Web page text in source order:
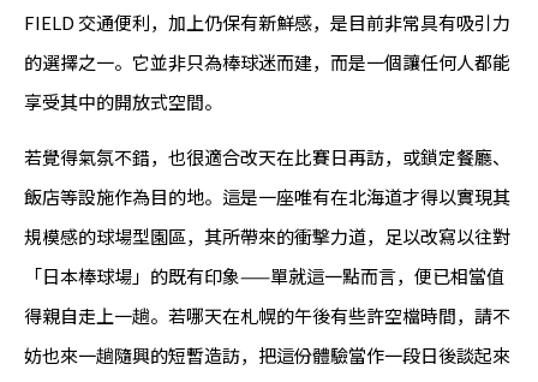
FIELD 交通便利，加上仍保有新鮮感，是目前非常具有吸引力
的選擇之一。它並非只為棒球迷而建，而是一個讓任何人都能
享受其中的開放式空間。
若覺得氣氛不錯，也很適合改天在比賽日再訪，或鎖定餐廳、
飯店等設施作為目的地。這是一座唯有在北海道才得以實現其
規模感的球場型園區，其所帶來的衝擊力道，足以改寫以往對
「日本棒球場」的既有印象——單就這一點而言，便已相當值
得親自走上一趟。若哪天在札幌的午後有些許空檔時間，請不
妨也來一趟隨興的短暫造訪，把這份體驗當作一段日後談起來